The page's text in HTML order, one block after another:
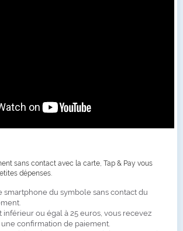
sans contact avec la carte, Tap & Pay vous
dépenses.
smartphone du symbole sans contact du
inférieur ou égal à 25 euros, vous recevez
confirmation de paiement.